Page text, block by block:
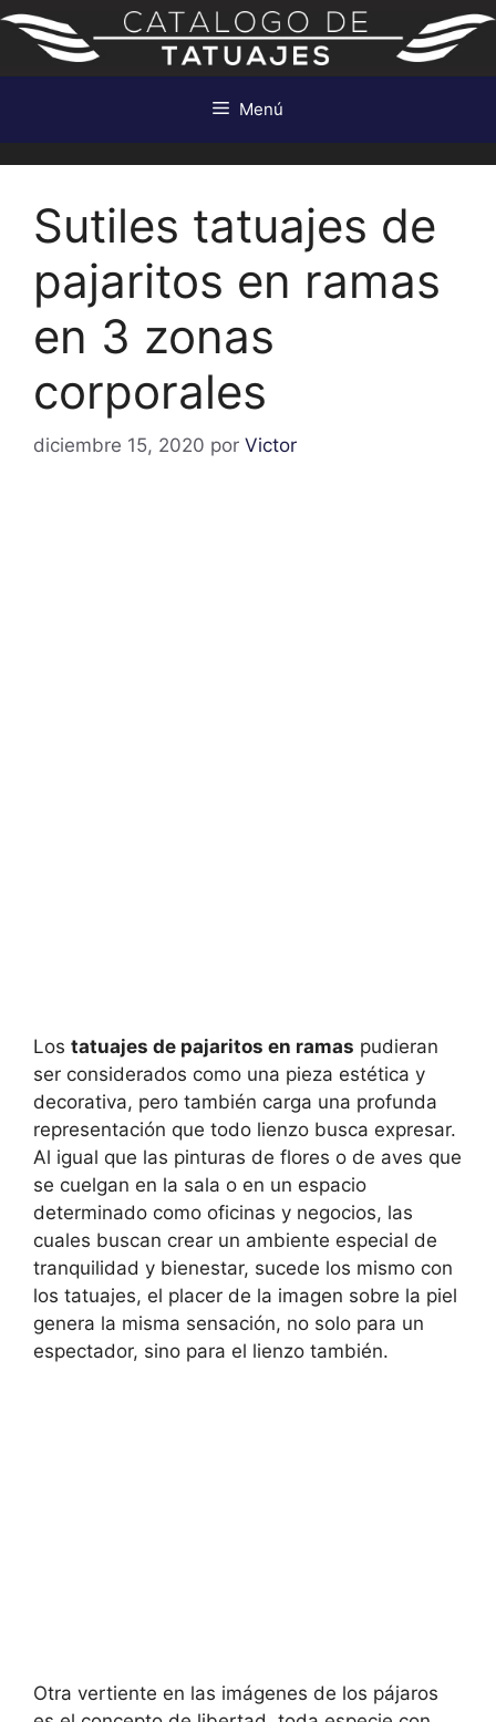
Saltar
contenido
Menú
Sutiles tatuajes de
pajaritos en ramas
en 3 zonas
corporales
diciembre 15, 2020 por Victor
Los tatuajes de pajaritos en ramas pudieran
ser considerados como una pieza estética y
decorativa, pero también carga una profunda
representación que todo lienzo busca expresar.
Al igual que las pinturas de flores o de aves que
se cuelgan en la sala o en un espacio
determinado como oficinas y negocios, las
cuales buscan crear un ambiente especial de
tranquilidad y bienestar, sucede los mismo con
los tatuajes, el placer de la imagen sobre la piel
genera la misma sensación, no solo para un
espectador, sino para el lienzo también.
Otra vertiente en las imágenes de los pájaros